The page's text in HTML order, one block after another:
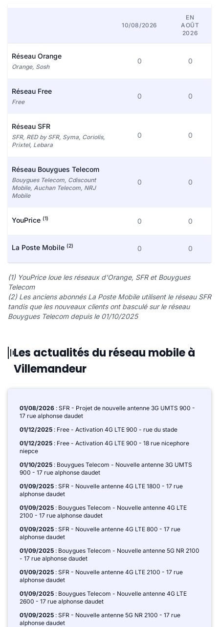
10/08/2026
EN
AOÛT
2026
Réseau Orange
Orange, Sosh
0 0
Réseau Free
Free
0 0
Réseau SFR
SFR, RED by SFR, Syma, Coriolis,
Prixtel, Lebara
0 0
Réseau Bouygues Telecom
Bouygues Telecom, Cdiscount
Mobile, Auchan Telecom, NRJ
Mobile
0 0
YouPrice (1) 0 0
La Poste Mobile (2) 0 0
(1) YouPrice loue les réseaux d'Orange, SFR et Bouygues
Telecom
(2) Les anciens abonnés La Poste Mobile utilisent le réseau SFR
tandis que les nouveaux clients ont basculé sur le réseau
Bouygues Telecom depuis le 01/10/2025
Les actualités du réseau mobile à
Villemandeur
01/08/2026 : SFR - Projet de nouvelle antenne 3G UMTS 900 -
17 rue alphonse daudet
01/12/2025 : Free - Activation 4G LTE 900 - rue du stade
01/12/2025 : Free - Activation 4G LTE 900 - 18 rue nicephore
niepce
01/10/2025 : Bouygues Telecom - Nouvelle antenne 3G UMTS
900 - 17 rue alphonse daudet
01/09/2025 : SFR - Nouvelle antenne 4G LTE 1800 - 17 rue
alphonse daudet
01/09/2025 : Bouygues Telecom - Nouvelle antenne 4G LTE
2100 - 17 rue alphonse daudet
01/09/2025 : SFR - Nouvelle antenne 4G LTE 800 - 17 rue
alphonse daudet
01/09/2025 : Bouygues Telecom - Nouvelle antenne 5G NR 2100
- 17 rue alphonse daudet
01/09/2025 : SFR - Nouvelle antenne 4G LTE 2100 - 17 rue
alphonse daudet
01/09/2025 : Bouygues Telecom - Nouvelle antenne 4G LTE
2600 - 17 rue alphonse daudet
01/09/2025 : SFR - Nouvelle antenne 5G NR 2100 - 17 rue
alphonse daudet